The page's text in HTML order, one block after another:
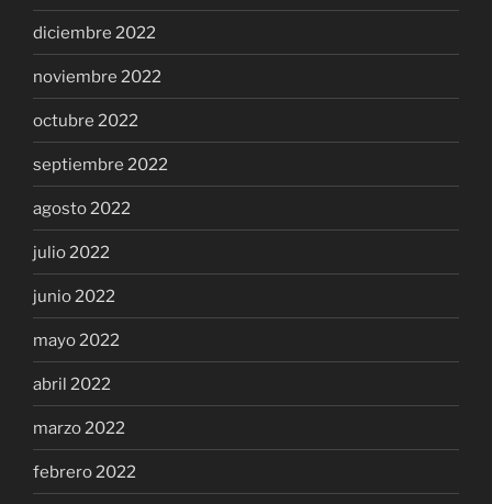
diciembre 2022
noviembre 2022
octubre 2022
septiembre 2022
agosto 2022
julio 2022
junio 2022
mayo 2022
abril 2022
marzo 2022
febrero 2022